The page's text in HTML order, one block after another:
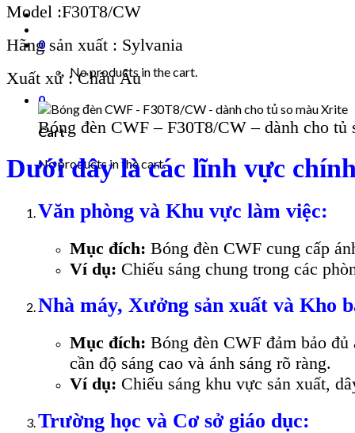
0
No products in the cart.
0
Cart
No products in the cart.
Model :F30T8/CW
Hãng sản xuất : Sylvania
Xuất xứ : Châu Âu
Bóng đèn CWF – F30T8/CW – dành cho tủ
Dưới đây là các lĩnh vực
Văn phòng và Khu vực làm việc:
Mục đích: Bóng đèn CWF cung cấp
Ví dụ: Chiếu sáng chung trong các
Nhà máy, Xưởng sản xuất và Kho
Mục đích: Bóng đèn CWF đảm bảo
cần độ sáng cao và ánh sáng rõ ràng.
Ví dụ: Chiếu sáng khu vực sản xuất,
Trường học và Cơ sở giáo dục: